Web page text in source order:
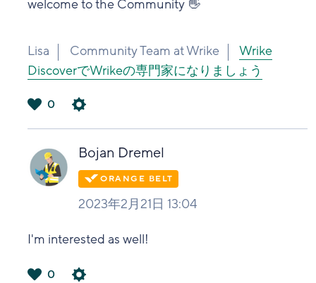
welcome to the Community 👋
Lisa Community Team at Wrike
Wrike
DiscoverでWrikeの専門家になりましょう
い
0
Bojan Dremel
2023年2月21日 13:04
I'm interested as well!
0